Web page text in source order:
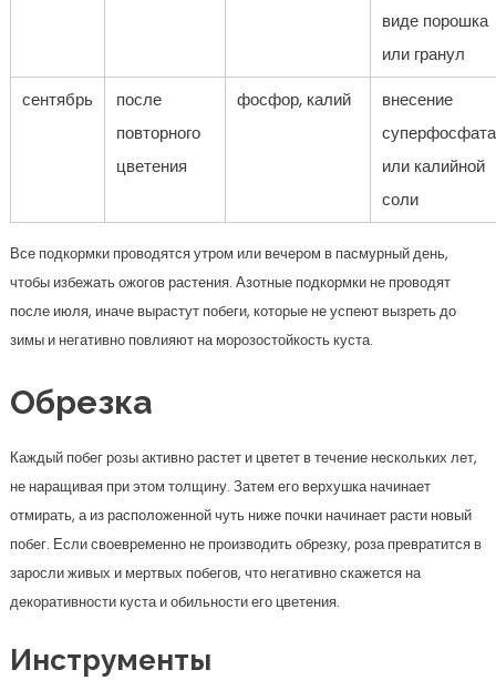
виде порошка
или гранул
сентябрь
после
повторного
цветения
фосфор, калий
внесение
суперфосфата
или калийной
соли
Все подкормки проводятся утром или вечером в пасмурный день,
чтобы избежать ожогов растения. Азотные подкормки не проводят
после июля, иначе вырастут побеги, которые не успеют вызреть до
зимы и негативно повлияют на морозостойкость куста.
Обрезка
Каждый побег розы активно растет и цветет в течение нескольких лет,
не наращивая при этом толщину. Затем его верхушка начинает
отмирать, а из расположенной чуть ниже почки начинает расти новый
побег. Если своевременно не производить обрезку, роза превратится в
заросли живых и мертвых побегов, что негативно скажется на
декоративности куста и обильности его цветения.
Инструменты